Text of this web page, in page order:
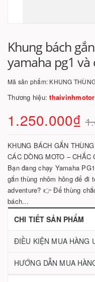
Khung bách
yamaha pg1
Mã sản phẩm: KHUNG
Thương hiệu:thaivinhmotor
1.250.000₫
KHUNG BÁCH GẮN
CÁC DÒNG MOTO –
Bạn đang chạy Yamaha
gắn thùng nhôm hông để đi
adventure? 👉 Để thùng
bách...
CHI TIẾT SẢN PHẨM
ĐIỀU KIỆN MUA HÀNG
HƯỚNG DẪN MUA